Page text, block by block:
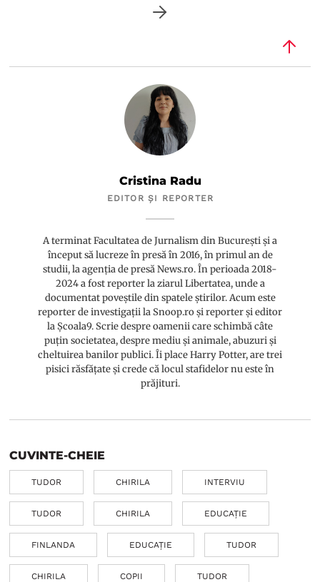
Cristina Radu
EDITOR ȘI REPORTER
A terminat Facultatea de Jurnalism din București și a
început să lucreze în presă în 2016, în primul an de
studii, la agenția de presă News.ro. În perioada 2018-
2024 a fost reporter la ziarul Libertatea, unde a
documentat poveștile din spatele știrilor. Acum este
reporter de investigații la Snoop.ro și reporter și editor
la Școala9. Scrie despre oamenii care schimbă câte
puțin societatea, despre mediu și animale, abuzuri și
cheltuirea banilor publici. Îi place Harry Potter, are trei
pisici răsfățate și crede că locul stafidelor nu este în
prăjituri.
CUVINTE-CHEIE
TUDOR CHIRILA INTERVIU
TUDOR CHIRILA EDUCAȚIE
FINLANDA EDUCAȚIE TUDOR
CHIRILA COPII TUDOR